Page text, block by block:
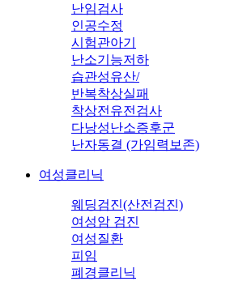
난임검사
인공수정
시험관아기
난소기능저하
습관성유산/
반복착상실패
착상전유전검사
다낭성난소증후군
난자동결 (가임력보존)
여성클리닉
웨딩검진(산전검진)
여성암 검진
여성질환
피임
폐경클리닉